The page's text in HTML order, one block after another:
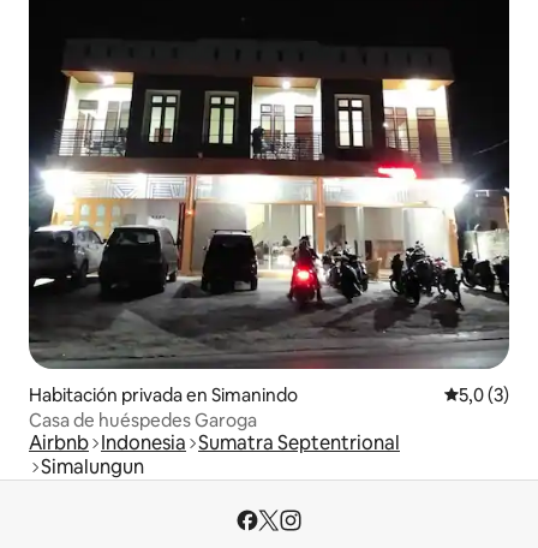
Habitación privada en Simanindo
5,0 (3)
Casa de huéspedes Garoga
Airbnb Indonesia Sumatra Septentrional
Simalungun